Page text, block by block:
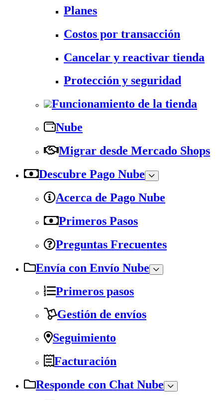
Planes
Costos por transacción
Cancelar y reactivar tienda
Protección y seguridad
Funcionamiento de la tienda
Nube
Migrar desde Mercado Shops
Descubre Pago Nube
Acerca de Pago Nube
Primeros Pasos
Preguntas Frecuentes
Envía con Envío Nube
Primeros pasos
Gestión de envíos
Seguimiento
Facturación
Responde con Chat Nube